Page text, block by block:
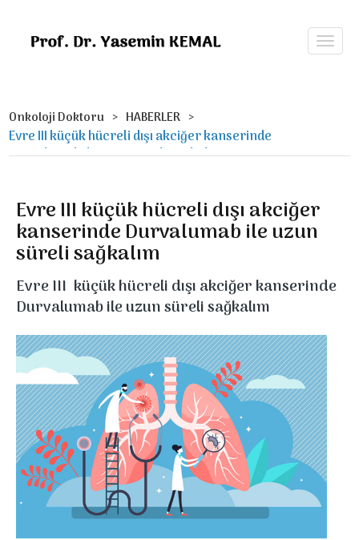
Onkoloji Doktoru HABERLER
Evre III küçük hücreli dışı akciğer kanserinde
Durvalumab ile uzun süreli sağkalım
Evre III küçük hücreli dışı akciğer
kanserinde Durvalumab ile uzun
süreli sağkalım
Evre III küçük hücreli dışı akciğer kanserinde
Durvalumab ile uzun süreli sağkalım